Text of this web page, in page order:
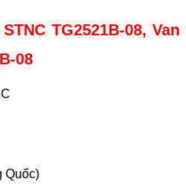
TG2521B-08, Van
08
Quốc)